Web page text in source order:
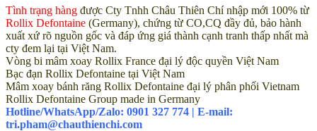
Tình trạng hàng được Cty Tnhh Châu Thiên Chí nhập mới 100% từ
Rollix Defontaine (Germany), chứng từ CO,CQ đầy đủ, bảo hành
xuất xứ rõ nguồn gốc và đáp ứng giá thành cạnh tranh thấp nhất mà
cty đem lại tại Việt Nam.
Vòng bi mâm xoay Rollix France đại lý độc quyền Việt Nam
Bạc đạn Rollix Defontaine tại Việt Nam
Mâm xoay bánh răng Rollix Defontaine đại lý phân phối Vietnam
Rollix Defontaine Group made in Germany
Hotline/WhatsApp/Zalo: 0901 327 774 | E-mail:
tri.pham@chauthienchi.com